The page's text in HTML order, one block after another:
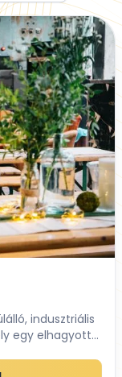
indusztriális
egy elhagyott
nagyban